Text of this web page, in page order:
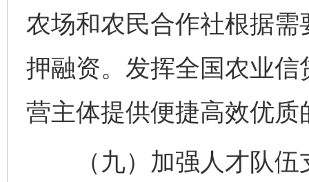
农场和农民合作社根据
押融资。发挥全国农业
营主体提供便捷高效优质
（九）加强人才队伍